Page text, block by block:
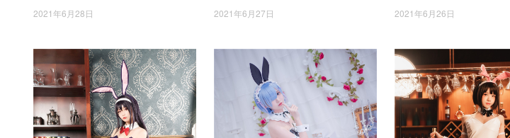
2021年6月28日 2021年6月27日 2021年6月26日